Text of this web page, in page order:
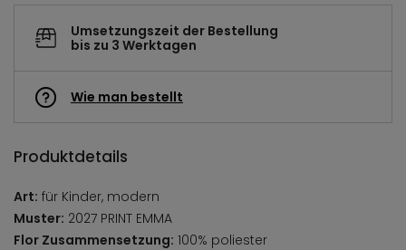
Umsetzungszeit der Bestellung
bis zu 3 Werktagen
Wie man bestellt
Produktdetails
Art: für Kinder, modern
Muster: 2027 PRINT EMMA
Flor Zusammensetzung: 100% poliester